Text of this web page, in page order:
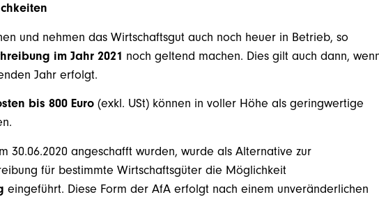
und nehmen das Wirtschaftsgut auch noch heuer in Betrieb, so
im Jahr 2021 noch geltend machen. Dies gilt auch dann,
Jahr erfolgt.
bis 800 Euro (exkl. USt) können in voller Höhe als geringwertige
30.06.2020 angeschafft wurden, wurde als Alternative zur
für bestimmte Wirtschaftsgüter die Möglichkeit
eingeführt. Diese Form der AfA erfolgt nach einem unveränderlichen